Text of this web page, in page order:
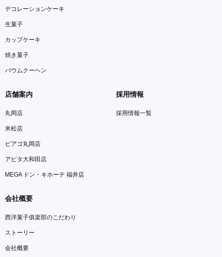
デコレーションケーキ
生菓子
カップケーキ
焼き菓子
バウムクーヘン
店舗案内
丸岡店
米松店
ピアゴ丸岡店
アピタ大和田店
MEGA ドン・キホーテ 福井店
採用情報
採用情報一覧
会社概要
西洋菓子俱楽部のこだわり
ストーリー
会社概要